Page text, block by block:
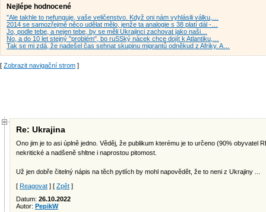
Nejlépe hodnocené
"Ale takhle to nefunguje, vaše veličenstvo. Když oni nám vyhlásili válku,…
2014 se samozřejmě něco udělat mělo, jenže ta analogie s 38 platí dál -…
Jo, podle tebe, a nejen tebe, by se měli Ukrajinci zachovat jako naši…
No, a do 10 let stejný "problém", bo ruSSký nácek chce dojít k Atlantiku,…
Tak se mi zdá, že nadešel čas sehnat skupinu migrantů odněkud z Afriky. A…
[ Zobrazit navigační strom ]
Re: Ukrajina
Ono jim je to asi úplně jedno. Věděj, že publikum kterému je to určeno (90% obyvatel
nekritické a nadšeně shltne i naprostou pitomost.
Už jen dobře čitelný nápis na těch pytlích by mohl napovědět, že to neni z Ukrajiny ...
[ Reagovat ] [ Zpět ]
Datum: 26.10.2022
Autor: PepikW